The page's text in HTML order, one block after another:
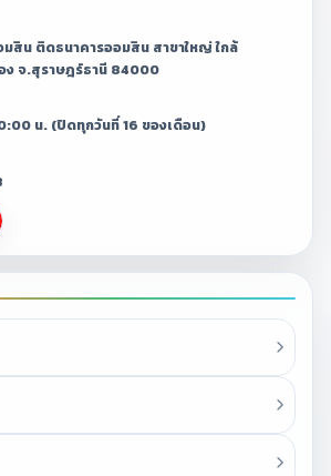
น ติดธนาคารออมสิน สาขาใหญ่ ใกล้
ง จ.สุราษฎร์ธานี 84000
น. (ปิดทุกวันที่ 16 ของเดือน)